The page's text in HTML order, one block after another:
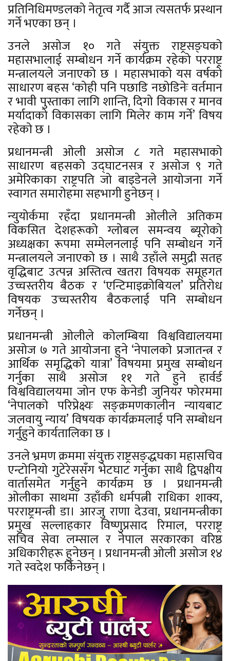
प्रतिनिधिमण्डलको नेतृत्व गर्दै आज त्यसतर्फ प्रस्थान
गर्ने भएका छन् ।
उनले असोज १० गते संयुक्त राष्ट्रसङ्घको
महासभालाई सम्बोधन गर्ने कार्यक्रम रहेको परराष्ट्र
मन्त्रालयले जनाएको छ । महासभाको यस वर्षको
साधारण बहस ‘कोही पनि पछाडि नछोडिनेः वर्तमान
र भावी पुस्ताका लागि शान्ति, दिगो विकास र मानव
मर्यादाको विकासका लागि मिलेर काम गर्ने’ विषय
रहेको छ ।
प्रधानमन्त्री ओली असोज ८ गते महासभाको
साधारण बहसको उद्घाटनसत्र र असोज ९ गते
अमेरिकाका राष्ट्रपति जो बाइडेनले आयोजना गर्ने
स्वागत समारोहमा सहभागी हुनेछन् ।
न्युयोर्कमा रहँदा प्रधानमन्त्री ओलीले अतिकम
विकसित देशहरूको ग्लोबल समन्वय ब्यूरोको
अध्यक्षका रूपमा सम्मेलनलाई पनि सम्बोधन गर्ने
मन्त्रालयले जनाएको छ । साथै उहाँले समुद्री सतह
वृद्धिबाट उत्पन्न अस्तित्व खतरा विषयक समूहगत
उच्चस्तरीय बैठक र ‘एन्टिमाइक्रोबियल’ प्रतिरोध
विषयक उच्चस्तरीय बैठकलाई पनि सम्बोधन
गर्नेछन् ।
प्रधानमन्त्री ओलीले कोलम्बिया विश्वविद्यालयमा
असोज ७ गते आयोजना हुने ‘नेपालको प्रजातन्त्र र
आर्थिक समृद्धिको यात्रा’ विषयमा प्रमुख सम्बोधन
गर्नुका साथै असोज ११ गते हुने हार्वर्ड
विश्वविद्यालयमा जोन एफ केनेडी जुनियर फोरममा
‘नेपालको परिप्रेक्ष्यः सङ्क्रमणकालीन न्यायबाट
जलवायु न्याय’ विषयक कार्यक्रमलाई पनि सम्बोधन
गर्नुहुने कार्यतालिका छ ।
उनले भ्रमण क्रममा संयुक्त राष्ट्रसङ्द्धघका महासचिव
एन्टोनियो गुटेरेससँग भेटघाट गर्नुका साथै द्विपक्षीय
वार्तासमेत गर्नुहुने कार्यक्रम छ । प्रधानमन्त्री
ओलीका साथमा उहाँकी धर्मपत्नी राधिका शाक्य,
परराष्ट्रमन्त्री डा। आरजु राणा देउवा, प्रधानमन्त्रीका
प्रमुख सल्लाहकार विष्णुप्रसाद रिमाल, परराष्ट्र
सचिव सेवा लम्साल र नेपाल सरकारका वरिष्ठ
अधिकारीहरू हुनेछन् । प्रधानमन्त्री ओली असोज १४
गते स्वदेश फर्किनेछन् ।